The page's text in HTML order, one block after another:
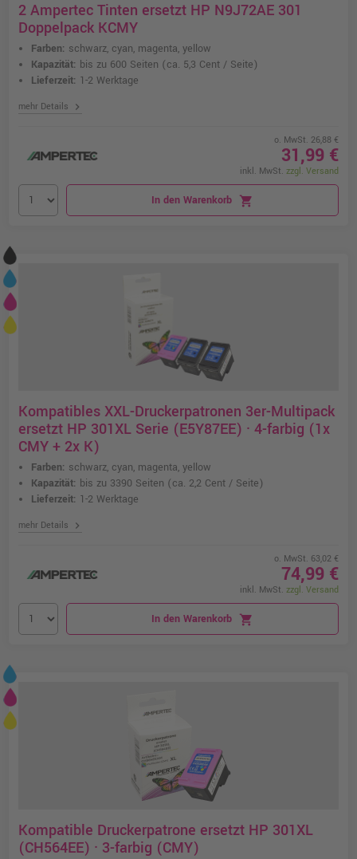
2 Ampertec Tinten ersetzt HP N9J72AE 301
Doppelpack KCMY
Farben: schwarz, cyan, magenta, yellow
Kapazität: bis zu 600 Seiten (ca. 5,3 Cent / Seite)
Lieferzeit: 1-2 Werktage
mehr Details chevron_right
o. MwSt. 26,88 €
31,99 €
inkl. MwSt. zzgl. Versand
In den Warenkorb shopping_cart
Kompatibles XXL-Druckerpatronen 3er-Multipack
ersetzt HP 301XL Serie (E5Y87EE) · 4-farbig (1x
CMY + 2x K)
Farben: schwarz, cyan, magenta, yellow
Kapazität: bis zu 3390 Seiten (ca. 2,2 Cent / Seite)
Lieferzeit: 1-2 Werktage
mehr Details chevron_right
o. MwSt. 63,02 €
74,99 €
inkl. MwSt. zzgl. Versand
In den Warenkorb shopping_cart
Kompatible Druckerpatrone ersetzt HP 301XL
(CH564EE) · 3-farbig (CMY)